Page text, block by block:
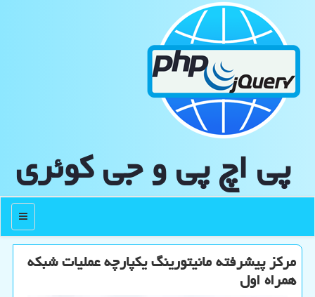
پی اچ پی و جی كوئری
منو
مرکز پیشرفته مانیتورینگ یکپارچه عملیات شبکه
همراه اول